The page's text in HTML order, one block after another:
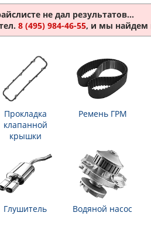
не дал результатов...
8 (495) 984-46-55, и мы найдем
Прокладка
клапанной
крышки
Ремень ГРМ
Глушитель Водяной насос